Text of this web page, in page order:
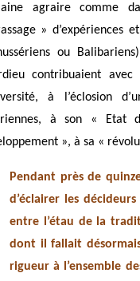
agraire comme
» d’expériences
ou
contribuaient
à l’éclosion
à son « Etat
», à sa «
Pendant près de
d’éclairer les
entre l’étau de la
dont il fallait
rigueur à l’ensemble